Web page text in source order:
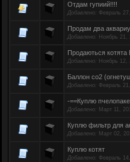
Отдам гупиий!!!!
Добавлено: Февраль
Продам два
Добавлено: Ноябрь 21,
Продаються
Добавлено: Ноябрь 12,
Баллон co2
Добавлено: Февраль
-==Куплю
Добавлено: Март 11,
Куплю фильтр для
Добавлено: Март 02,
Куплю котят
Добавлено: Февраль